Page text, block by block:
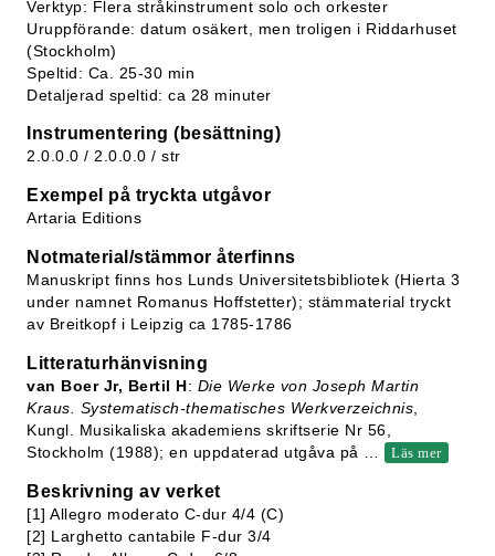
Verktyp: Flera stråkinstrument solo och orkester
Uruppförande: datum osäkert, men troligen i Riddarhuset
(Stockholm)
Speltid: Ca. 25-30 min
Detaljerad speltid: ca 28 minuter
Instrumentering (besättning)
2.0.0.0 / 2.0.0.0 / str
Exempel på tryckta utgåvor
Artaria Editions
Notmaterial/stämmor återfinns
Manuskript finns hos Lunds Universitetsbibliotek (Hierta 3
under namnet Romanus Hoffstetter); stämmaterial tryckt
av Breitkopf i Leipzig ca 1785-1786
Litteraturhänvisning
van Boer Jr, Bertil H: Die Werke von Joseph Martin
Kraus. Systematisch-thematisches Werkverzeichnis
Kungl. Musikaliska akademiens skriftserie Nr 56,
Stockholm (1988); en uppdaterad utgåva på
Läs mer
Beskrivning av verket
[1] Allegro moderato C-dur 4/4 (C)
[2] Larghetto cantabile F-dur 3/4